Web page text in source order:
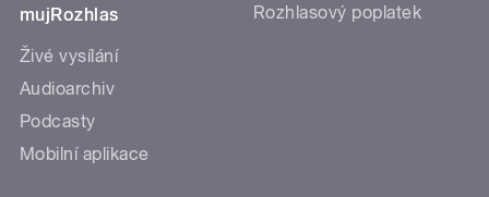
mujRozhlas
Živé vysílání
Audioarchiv
Podcasty
Mobilní aplikace
Rozhlasový poplatek